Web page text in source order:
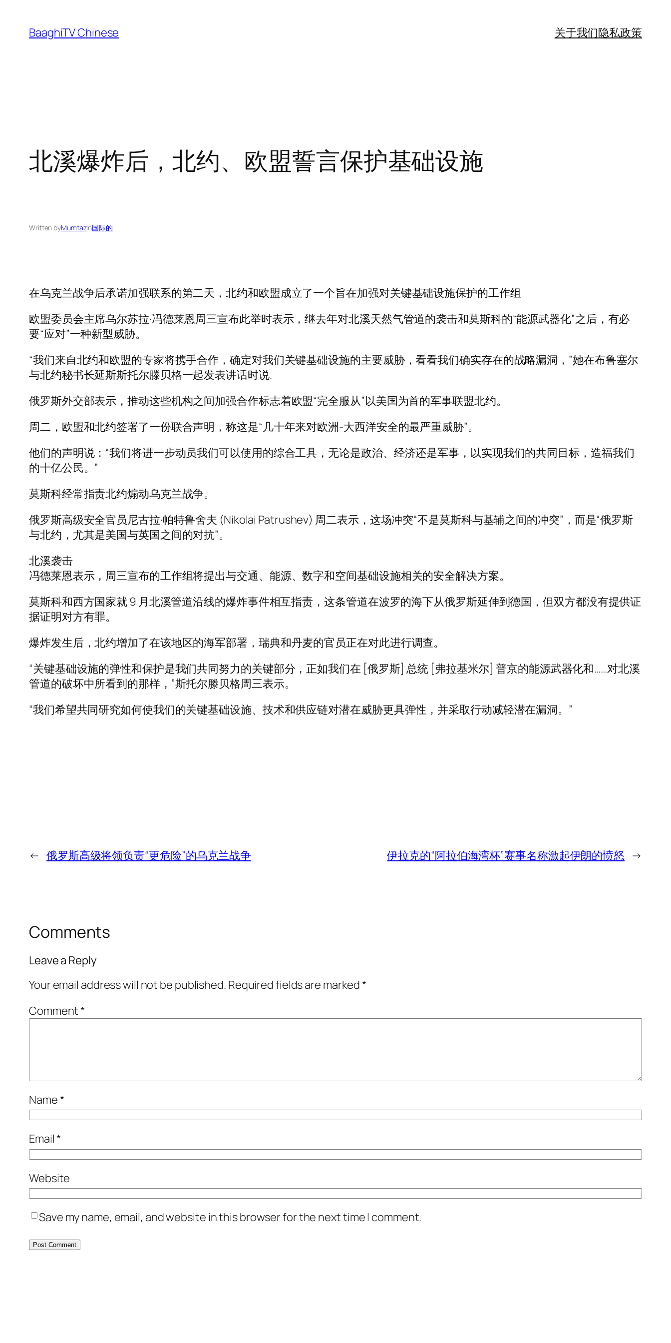
content
BaaghiTV Chinese 关于我们隐私政策
北溪爆炸后，北约、欧盟誓言保护基础设施
Written byMumtazin国际的
在乌克兰战争后承诺加强联系的第二天，北约和欧盟成立了一个旨在加强对关键基础设施保护的工作组
欧盟委员会主席乌尔苏拉·冯德莱恩周三宣布此举时表示，继去年对北溪天然气管道的袭击和莫斯科的“能源武器化”之后，有必
要“应对”一种新型威胁。
“我们来自北约和欧盟的专家将携手合作，确定对我们关键基础设施的主要威胁，看看我们确实存在的战略漏洞，”她在布鲁塞尔
与北约秘书长延斯斯托尔滕贝格一起发表讲话时说.
俄罗斯外交部表示，推动这些机构之间加强合作标志着欧盟“完全服从”以美国为首的军事联盟北约。
周二，欧盟和北约签署了一份联合声明，称这是“几十年来对欧洲-大西洋安全的最严重威胁”。
他们的声明说：“我们将进一步动员我们可以使用的综合工具，无论是政治、经济还是军事，以实现我们的共同目标，造福我们
的十亿公民。”
莫斯科经常指责北约煽动乌克兰战争。
俄罗斯高级安全官员尼古拉·帕特鲁舍夫 (Nikolai Patrushev) 周二表示，这场冲突“不是莫斯科与基辅之间的冲突”，而是“俄罗斯
与北约，尤其是美国与英国之间的对抗”。
北溪袭击
冯德莱恩表示，周三宣布的工作组将提出与交通、能源、数字和空间基础设施相关的安全解决方案。
莫斯科和西方国家就 9 月北溪管道沿线的爆炸事件相互指责，这条管道在波罗的海下从俄罗斯延伸到德国，但双方都没有提供证
据证明对方有罪。
爆炸发生后，北约增加了在该地区的海军部署，瑞典和丹麦的官员正在对此进行调查。
“关键基础设施的弹性和保护是我们共同努力的关键部分，正如我们在 [俄罗斯] 总统 [弗拉基米尔] 普京的能源武器化和……对北溪
管道的破坏中所看到的那样，”斯托尔滕贝格周三表示。
“我们希望共同研究如何使我们的关键基础设施、技术和供应链对潜在威胁更具弹性，并采取行动减轻潜在漏洞。”
← 俄罗斯高级将领负责“更危险”的乌克兰战争 伊拉克的“阿拉伯海湾杯”赛事名称激起伊朗的愤怒 →
Comments
Leave a Reply
Your email address will not be published. Required fields are marked*
Comment*
Name*
Email*
Website
Save my name, email, and website in this browser for the next time I comment.